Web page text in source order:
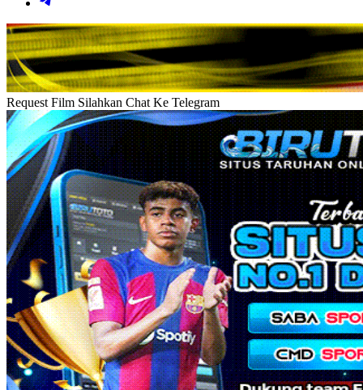
Request Film Silahkan Chat Ke Telegram